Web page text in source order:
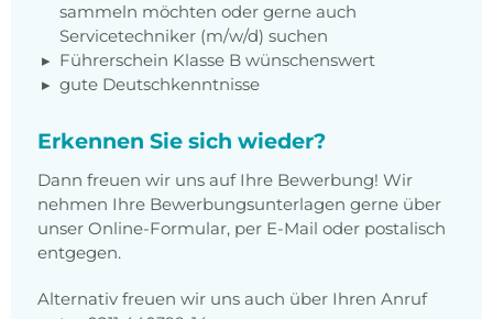
sammeln möchten oder gerne auch
Servicetechniker (m/w/d) suchen
Führerschein Klasse B wünschenswert
gute Deutschkenntnisse
Erkennen Sie sich wieder?
Dann freuen wir uns auf Ihre Bewerbung! Wir
nehmen Ihre Bewerbungsunterlagen gerne über
unser Online-Formular, per E-Mail oder postalisch
entgegen.
Alternativ freuen wir uns auch über Ihren Anruf